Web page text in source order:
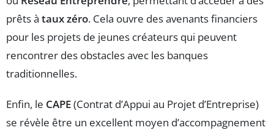
prêts à taux zéro. Cela ouvre des avenants financiers
pour les projets de jeunes créateurs qui peuvent
rencontrer des obstacles avec les banques
traditionnelles.
Enfin, le CAPE(Contrat d’Appui au Projet d’Entreprise)
se révèle être un excellent moyen d’accompagnement